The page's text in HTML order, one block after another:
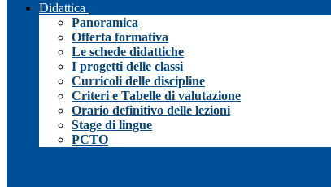
Didattica
Panoramica
Offerta formativa
Le schede didattiche
I progetti delle classi
Curricoli delle discipline
Criteri e Tabelle di valutazione
Orario definitivo delle lezioni
Stage di lingue
PCTO